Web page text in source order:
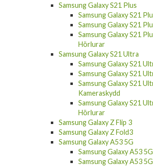
Samsung Galaxy S21 Plus
Samsung Galaxy S21
Samsung Galaxy S21
Samsung Galaxy S21
Hörlurar
Samsung Galaxy S21 Ultra
Samsung Galaxy S21
Samsung Galaxy S21
Samsung Galaxy S21
Kameraskydd
Samsung Galaxy S21
Hörlurar
Samsung Galaxy Z Flip 3
Samsung Galaxy Z Fold3
Samsung Galaxy A53 5G
Samsung Galaxy A53
Samsung Galaxy A53